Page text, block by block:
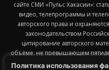
Политика использования
сайте СМИ «Пульс Хакасии»:
видео, телепрограммы и
авторского права и
законодательством
цитирование авторского
объёме, не превышающем
публикации с обязательным